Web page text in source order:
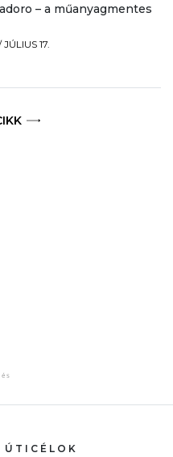
– a műanyagmentes
JÚLIUS 17.
ÚTICÉLOK